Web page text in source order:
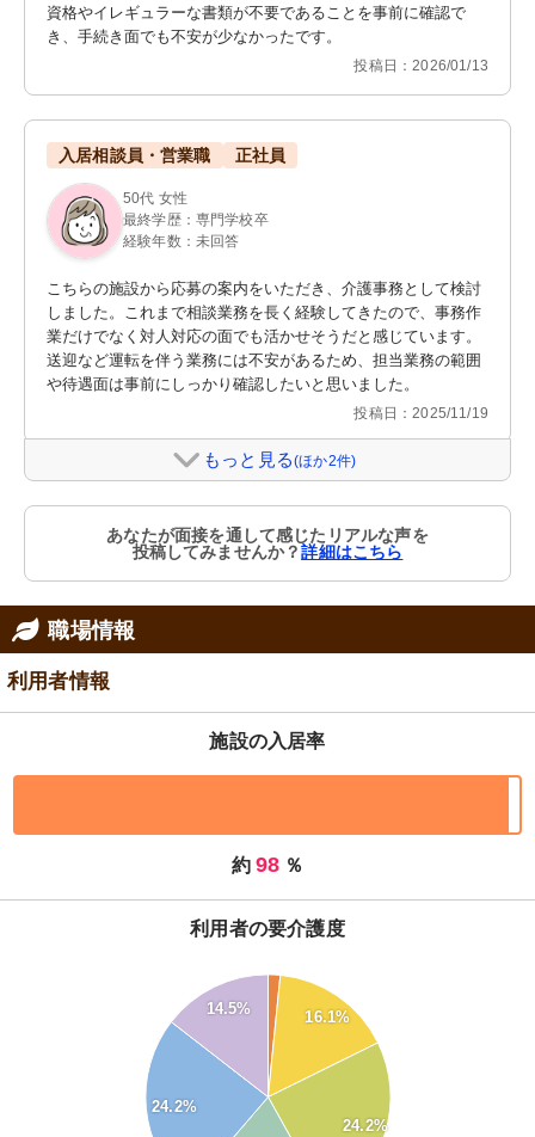
資格やイレギュラーな書類が不要であることを事前に確認で
き、手続き面でも不安が少なかったです。
投稿日：2026/01/13
入居相談員・営業職 正社員
50代 女性
最終学歴：専門学校卒
経験年数：未回答
こちらの施設から応募の案内をいただき、介護事務として検討
しました。これまで相談業務を長く経験してきたので、事務作
業だけでなく対人対応の面でも活かせそうだと感じています。
送迎など運転を伴う業務には不安があるため、担当業務の範囲
や待遇面は事前にしっかり確認したいと思いました。
投稿日：2025/11/19
もっと見る(ほか2件)
あなたが面接を通して感じたリアルな声を
投稿してみませんか？詳細はこちら
職場情報
利用者情報
施設の入居率
約 98 ％
利用者の要介護度
16.1%
24.2%
24.2%
14.5%